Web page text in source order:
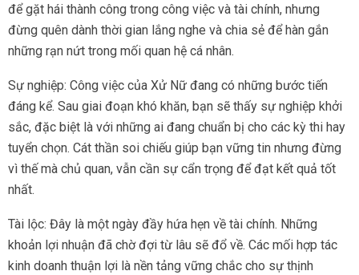
để gặt hái thành công trong công việc và tài chính, nhưng
đừng quên dành thời gian lắng nghe và chia sẻ để hàn gắn
những rạn nứt trong mối quan hệ cá nhân.
Sự nghiệp: Công việc của Xử Nữ đang có những bước tiến
đáng kể. Sau giai đoạn khó khăn, bạn sẽ thấy sự nghiệp khởi
sắc, đặc biệt là với những ai đang chuẩn bị cho các kỳ thi hay
tuyển chọn. Cát thần soi chiếu giúp bạn vững tin nhưng đừng
vì thế mà chủ quan, vẫn cần sự cẩn trọng để đạt kết quả tốt
nhất.
Tài lộc: Đây là một ngày đầy hứa hẹn về tài chính. Những
khoản lợi nhuận đã chờ đợi từ lâu sẽ đổ về. Các mối hợp tác
kinh doanh thuận lợi là nền tảng vững chắc cho sự thịnh